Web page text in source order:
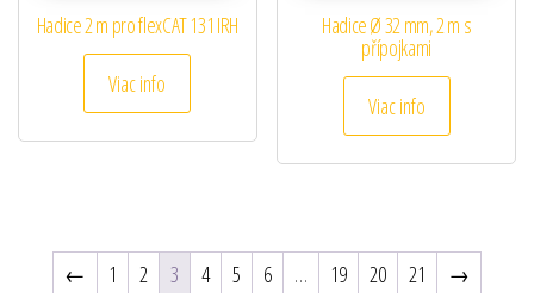
Hadice 2 m pro flexCAT 131 IRH
Viac info
Hadice Ø 32 mm, 2 m s
přípojkami
Viac info
← 1 2 3 4 5 6 … 19 20 21 →